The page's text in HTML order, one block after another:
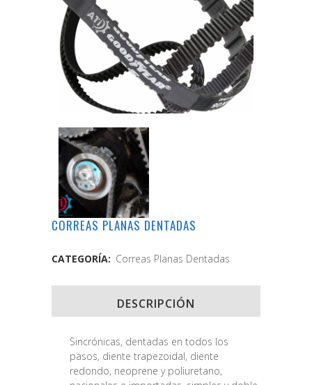
CORREAS PLANAS DENTADAS
CATEGORÍA: Correas Planas Dentadas
DESCRIPCIÓN
Sincrónicas, dentadas en todos los
pasos, diente trapezoidal, diente
redondo, neoprene y poliuretano,